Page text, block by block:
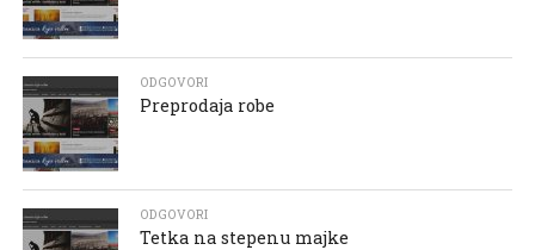
ODGOVORI
Preprodaja robe
ODGOVORI
Tetka na stepenu majke